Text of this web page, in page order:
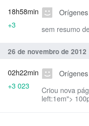
Orígenes
sem resumo
18h58min
+3
26 de novembro de 2012
Orígenes
Criou nova
left:1em">
02h22min
+3 023